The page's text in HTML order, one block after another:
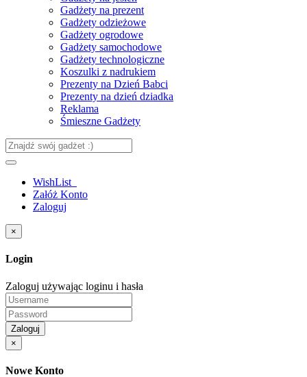
Gadżety na prezent
Gadżety odzieżowe
Gadżety ogrodowe
Gadżety samochodowe
Gadżety technologiczne
Koszulki z nadrukiem
Prezenty na Dzień Babci
Prezenty na dzień dziadka
Reklama
Śmieszne Gadżety
WishList
Załóż Konto
Zaloguj
×
Login
Zaloguj używając loginu i hasła
Zaloguj
×
Nowe Konto